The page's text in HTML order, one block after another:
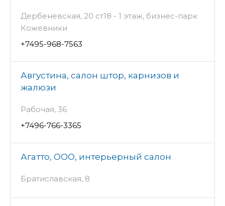
Дербеневская, 20 ст18 - 1 этаж, бизнес-парк
Кожевники
+7495-968-7563
Августина, салон штор, карнизов и
жалюзи
Рабочая, 36
+7496-766-3365
Агатто, ООО, интерьерный салон
Братиславская, 8